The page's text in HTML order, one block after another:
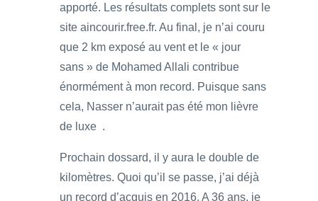
apporté. Les résultats complets sont sur le
site aincourir.free.fr. Au final, je n’ai couru
que 2 km exposé au vent et le « jour
sans » de Mohamed Allali contribue
énormément à mon record. Puisque sans
cela, Nasser n’aurait pas été mon lièvre
de luxe .
Prochain dossard, il y aura le double de
kilomètres. Quoi qu’il se passe, j’ai déjà
un record d’acquis en 2016. A 36 ans, je